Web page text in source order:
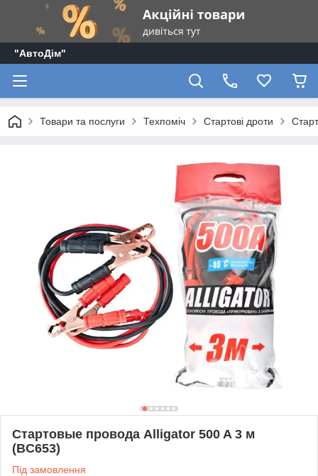
"АвтоДім"
Товари та послуги Техпоміч Стартові дроти
Стартовые провода Alligator 500 A 3 м
(BC653)
Під замовлення